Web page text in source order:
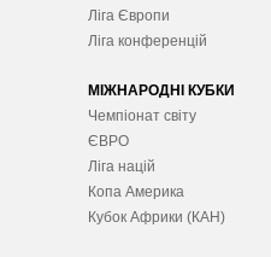
Ліга Європи
Ліга конференцій
МІЖНАРОДНІ КУБКИ
Чемпіонат світу
ЄВРО
Ліга націй
Копа Америка
Кубок Африки (КАН)